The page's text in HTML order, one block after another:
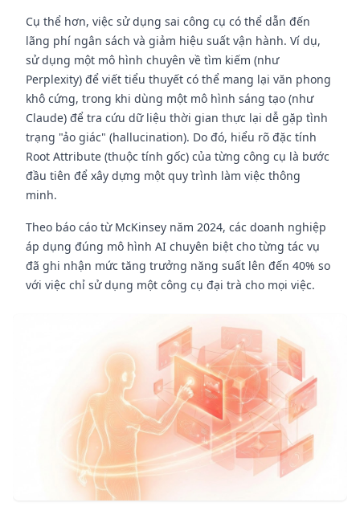
Cụ thể hơn, việc sử dụng sai công cụ có thể dẫn đến
lãng phí ngân sách và giảm hiệu suất vận hành. Ví dụ,
sử dụng một mô hình chuyên về tìm kiếm (như
Perplexity) để viết tiểu thuyết có thể mang lại văn phong
khô cứng, trong khi dùng một mô hình sáng tạo (như
Claude) để tra cứu dữ liệu thời gian thực lại dễ gặp tình
trạng "ảo giác" (hallucination). Do đó, hiểu rõ đặc tính
Root Attribute (thuộc tính gốc) của từng công cụ là bước
đầu tiên để xây dựng một quy trình làm việc thông
minh.
Theo báo cáo từ McKinsey năm 2024, các doanh nghiệp
áp dụng đúng mô hình AI chuyên biệt cho từng tác vụ
đã ghi nhận mức tăng trưởng năng suất lên đến 40% so
với việc chỉ sử dụng một công cụ đại trà cho mọi việc.